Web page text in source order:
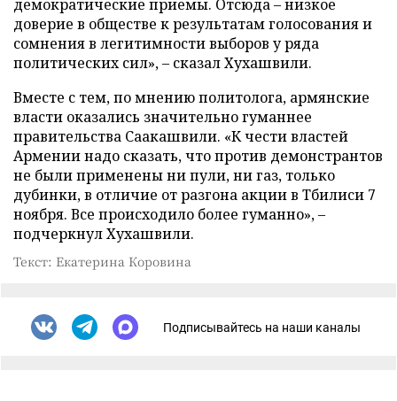
демократические приемы. Отсюда – низкое
доверие в обществе к результатам голосования и
сомнения в легитимности выборов у ряда
политических сил», – сказал Хухашвили.
Вместе с тем, по мнению политолога, армянские
власти оказались значительно гуманнее
правительства Саакашвили. «К чести властей
Армении надо сказать, что против демонстрантов
не были применены ни пули, ни газ, только
дубинки, в отличие от разгона акции в Тбилиси 7
ноября. Все происходило более гуманно», –
подчеркнул Хухашвили.
Текст: Екатерина Коровина
Подписывайтесь на наши каналы